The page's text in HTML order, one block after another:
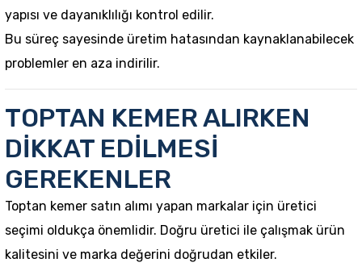
yapısı ve dayanıklılığı kontrol edilir.
Bu süreç sayesinde üretim hatasından kaynaklanabilecek
problemler en aza indirilir.
TOPTAN KEMER ALIRKEN
DİKKAT EDİLMESİ
GEREKENLER
Toptan kemer satın alımı yapan markalar için üretici
seçimi oldukça önemlidir. Doğru üretici ile çalışmak ürün
kalitesini ve marka değerini doğrudan etkiler.